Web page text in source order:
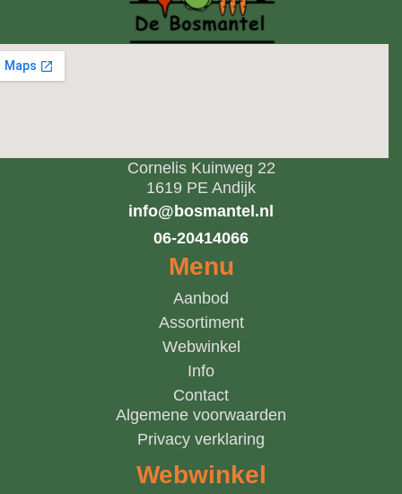
Cornelis Kuinweg 22
1619 PE Andijk
info@bosmantel.nl
06-20414066
Menu
Aanbod
Assortiment
Webwinkel
Info
Contact
Algemene voorwaarden
Privacy verklaring
Webwinkel